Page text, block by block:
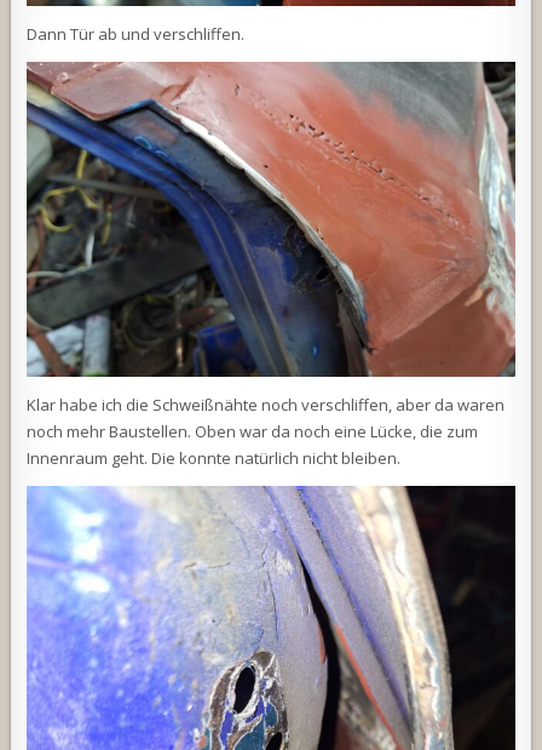
Dann Tür ab und verschliffen.
Klar habe ich die Schweißnähte noch verschliffen, aber da waren
noch mehr Baustellen. Oben war da noch eine Lücke, die zum
Innenraum geht. Die konnte natürlich nicht bleiben.